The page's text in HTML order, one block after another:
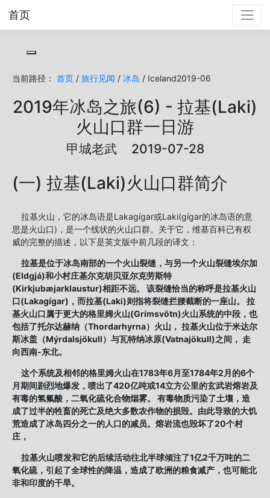
首页
当前路径： 首页 / 旅行见闻 / 冰岛 / Iceland2019-06
2019年冰岛之旅(6) - 拉基(Laki)
火山口群一日游
甲城老武 2019-07-28
(一) 拉基(Laki)火山口群简介
拉基火山，它的冰岛语是Lakagígar或Laki(gígar的冰岛语的意
思是火山口)，是一个线状的火山口群。关于它，维基百科已有权
威的完整的描述，以下是英文版中前几段的译文：
拉基是位于冰岛南部的一个火山裂缝，与另一个火山裂缝埃尔加
(Eldgjá)和小村庄基尔克胡贝亚尔克劳斯特
(Kirkjubæjarklaustur)相距不远。 该裂缝恰当的称呼是拉基火山
口(Lakagígar)，而拉基(Laki)则指将裂缝拦腰截断的一座山。 拉
基火山口属于更大的格里姆火山(Grímsvötn)火山系统的中段，也
包括了托尔达赫纳（Thordarhyrna）火山， 拉基火山位于米达尔
斯冰盖（Mýrdalsjökull）与瓦特纳冰原(Vatnajökull)之间， 走
向西南-东北。
这个系统及相邻的格里姆火山在1783年6月至1784年2月的6个
月期间剧烈地爆发，喷出了420亿吨或14立方公里的玄武岩熔岩及
有毒的氢氟酸，二氧化硫化合物烟雾。 有毒物质污染了土壤，造
成了过半的牲畜的死亡及绝大多数农作物的损毁。由此导致的大饥
荒造成了冰岛四分之一的人口的减员。熔岩流也毁坏了20个村
庄，
拉基火山喷发和它的后续活动往北半球倾注了1亿2千万吨的二
氧化硫，引起了全球性的降温，造成了欧洲的粮食减产，也可能北
非和印度的干旱。